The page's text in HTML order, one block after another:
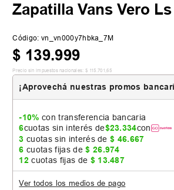
Zapatilla Vans Vero Ls
Código: vn_vn000y7hbka_7M
$ 139.999
Precio sin impuestos nacionales: $ 115 701 ,65
¡Aprovechá nuestras promos
-10% con transferencia bancaria
6cuotas sin interés de$23.334con
3 cuotas sin interés de$ 46.667
6 cuotas fijas de$ 26.974
12 cuotas fijas de $ 13.487
Ver todos los medios de pago